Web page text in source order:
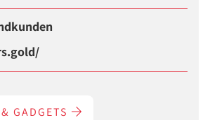
GADGETS